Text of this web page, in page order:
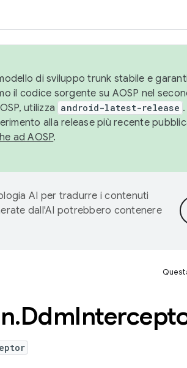
di sviluppo trunk stabile e
il codice sorgente su AOSP nel
utilizza android-latest-release
alla release più recente
ad AOSP.
AI per tradurre i contenuti
dall'AI potrebbero contenere
.Ddm